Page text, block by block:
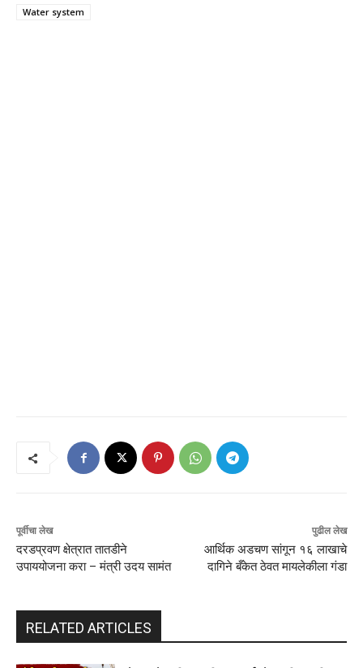
Water system
पूर्वीचा लेख
दरडप्रवण क्षेत्रात तातडीने
उपाययोजना करा – मंत्री उदय सामंत
पुढील लेख
आर्थिक अडचण सांगून १६ लाखाचे
दागिने बँकेत ठेवत मायलेकीला गंडा
RELATED ARTICLES